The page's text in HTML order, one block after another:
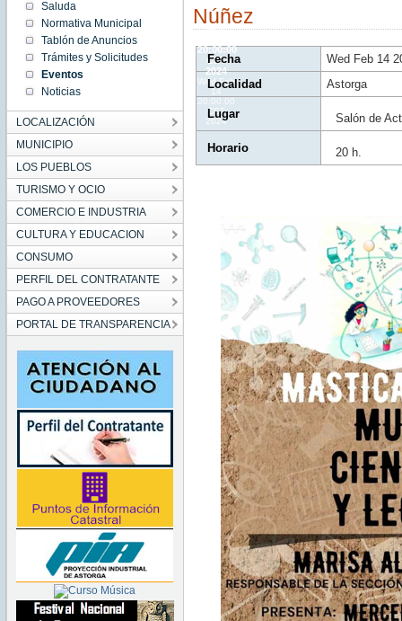
Saluda
Normativa Municipal
Tablón de Anuncios
Trámites y Solicitudes
Eventos
Noticias
LOCALIZACIÓN
MUNICIPIO
LOS PUEBLOS
TURISMO Y OCIO
COMERCIO E INDUSTRIA
CULTURA Y EDUCACION
CONSUMO
PERFIL DEL CONTRATANTE
PAGO A PROVEEDORES
PORTAL DE TRANSPARENCIA
2024
Wed
20:00:00
CET
2024
Wed Feb
14
20:00:00
CET
2024
Núñez
Fecha
Wed Feb 14
Localidad
Astorga
Lugar Salón de
Horario 20 h.